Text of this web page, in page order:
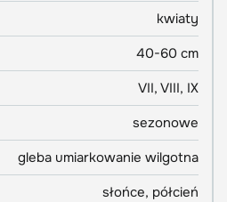
kwiaty
40-60 cm
VII, VIII, IX
sezonowe
gleba umiarkowanie wilgotna
słońce, półcień